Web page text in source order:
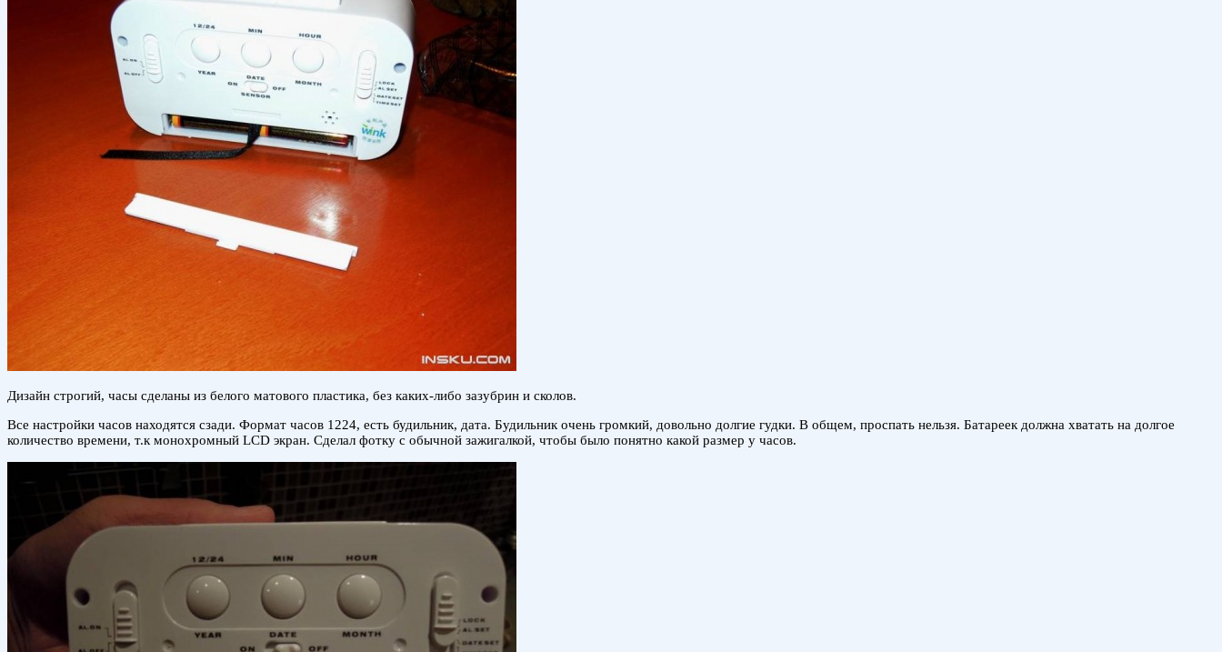
Дизайн строгий, часы сделаны из белого матового пластика, без каких-либо зазубрин и сколов.
Все настройки часов находятся сзади. Формат часов 1224, есть будильник, дата. Будильник очень громкий, довольно долгие гудки. В общем, проспать нельзя. Батареек должна хватать на долгое
количество времени, т.к монохромный LCD экран. Сделал фотку с обычной зажигалкой, чтобы было понятно какой размер у часов.